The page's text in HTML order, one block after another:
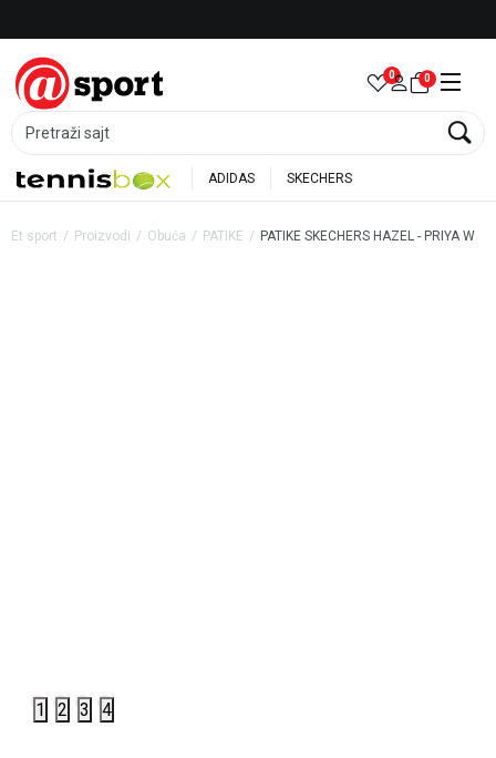
Pretraži sajt
0 0
ADIDAS SKECHERS
Et sport Proizvodi Obuća PATIKE PATIKE SKECHERS HAZEL - PRIYA W
1 2 3 4